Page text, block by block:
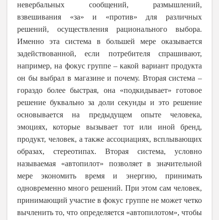
невербальных сообщений, размышлений,
взвешивания «за» и «против» для различных
решений, осуществления рационального выбора.
Именно эта система в большей мере оказывается
задействованной, если потребителя спрашивают,
например, на фокус группе – какой вариант продукта
он бы выбрал в магазине и почему. Вторая система –
гораздо более быстрая, она «подкидывает» готовое
решение буквально за доли секунды и это решение
основывается на предыдущем опыте человека,
эмоциях, которые вызывает тот или иной бренд,
продукт, человек, а также ассоциациях, всплывающих
образах, стереотипах. Вторая система, условно
называемая «автопилот» позволяет в значительной
мере экономить время и энергию, принимать
одновременно много решений. При этом сам человек,
принимающий участие в фокус группе не может четко
вычленить то, что определяется «автопилотом», чтобы